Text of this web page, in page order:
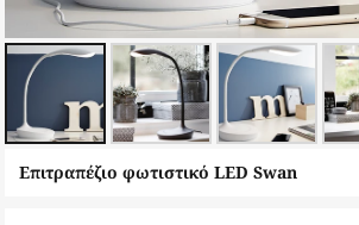
Μετάβαση
Επιτραπέζιο φωτιστικό LED Swan